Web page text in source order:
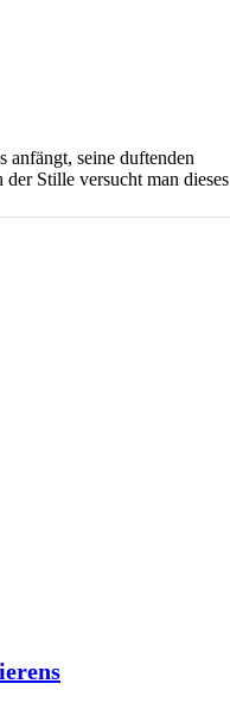
anfängt, seine duftenden
Stille versucht man dieses